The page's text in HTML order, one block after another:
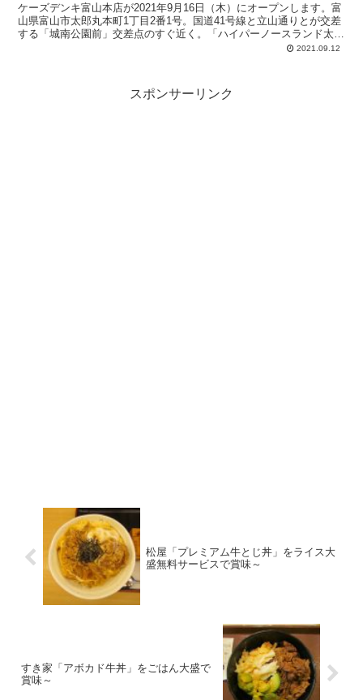
ケーズデンキ富山本店が2021年9月16日（木）にオープンします。富
山県富山市太郎丸本町1丁目2番1号。国道41号線と立山通りとが交差
する「城南公園前」交差点のすぐ近く。「ハイパーノースランド太郎
丸店」跡地。営業時間：10:00～21:00（当面の間、20時閉店）。
2021.09.12
スポンサーリンク
松屋「プレミアム牛とじ丼」をライス大
盛無料サービスで賞味～
すき家「アボカド牛丼」をごはん大盛で
賞味～